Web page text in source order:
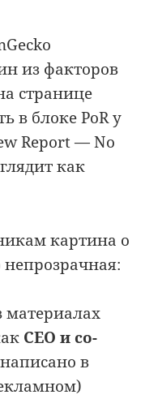
из факторов
странице
в блоке PoR у
Report — No
как
картина о
непрозрачная:
CEO и co-
в